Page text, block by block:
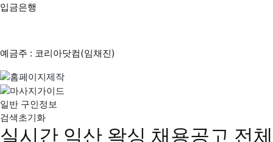
입금은행
예금주 : 코리아닷컴(임채진)
일반 구인정보
검색초기화
실시간 익산 왁싱 채용공고 전